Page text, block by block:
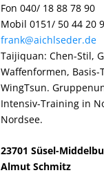
Fon 040/ 18 88 78 90
Mobil 0151/ 50 44 20
frank@aichlseder.de
Taijiquan: Chen-Stil,
Waffenformen, Basis-
WingTsun.
Intensiv-Training in
Nordsee.
23701 Süsel-
Almut Schmitz